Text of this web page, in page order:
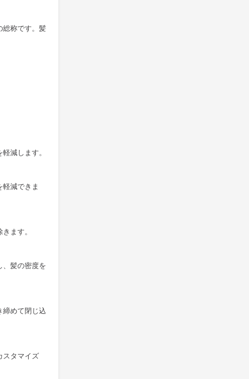
総称です。髪
減します。
減できま
ます。
、髪の密度を
締めて閉じ込
スタマイズ